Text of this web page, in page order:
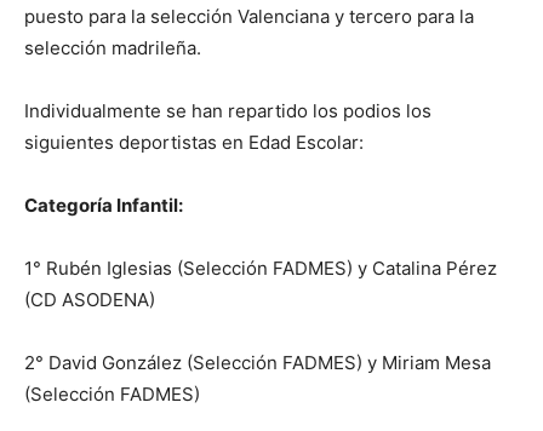
puesto para la selección Valenciana y tercero para la
selección madrileña.
Individualmente se han repartido los podios los
siguientes deportistas en Edad Escolar:
Categoría Infantil:
1° Rubén Iglesias (Selección FADMES) y Catalina Pérez
(CD ASODENA)
2° David González (Selección FADMES) y Miriam Mesa
(Selección FADMES)